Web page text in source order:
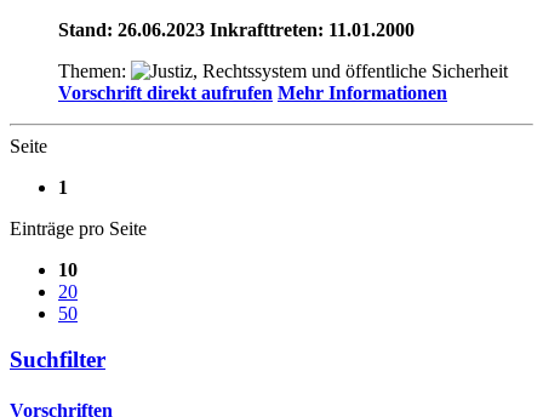
Stand: 26.06.2023 Inkrafttreten: 11.01.2000
Themen:
Vorschrift direkt aufrufen Mehr Informationen
Seite
1
Einträge pro Seite
10
20
50
Suchfilter
Vorschriften